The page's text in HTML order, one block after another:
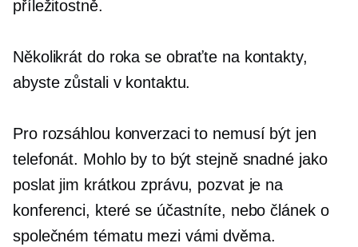
příležitostně.
Několikrát do roka se obraťte na kontakty,
abyste zůstali v kontaktu.
Pro rozsáhlou konverzaci to nemusí být jen
telefonát. Mohlo by to být stejně snadné jako
poslat jim krátkou zprávu, pozvat je na
konferenci, které se účastníte, nebo článek o
společném tématu mezi vámi dvěma.